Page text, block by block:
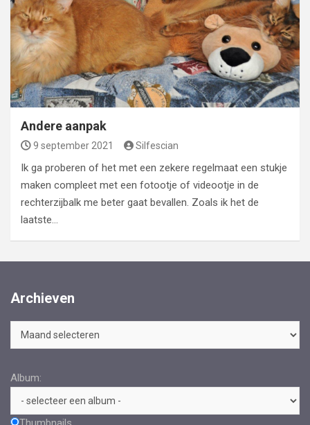
Andere aanpak
9 september 2021 Silfescian
Ik ga proberen of het met een zekere regelmaat een stukje
maken compleet met een fotootje of videootje in de
rechterzijbalk me beter gaat bevallen. Zoals ik het de
laatste…
Archieven
Archieven
Album: